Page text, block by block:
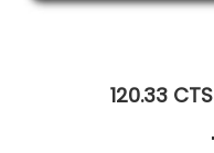
120.33